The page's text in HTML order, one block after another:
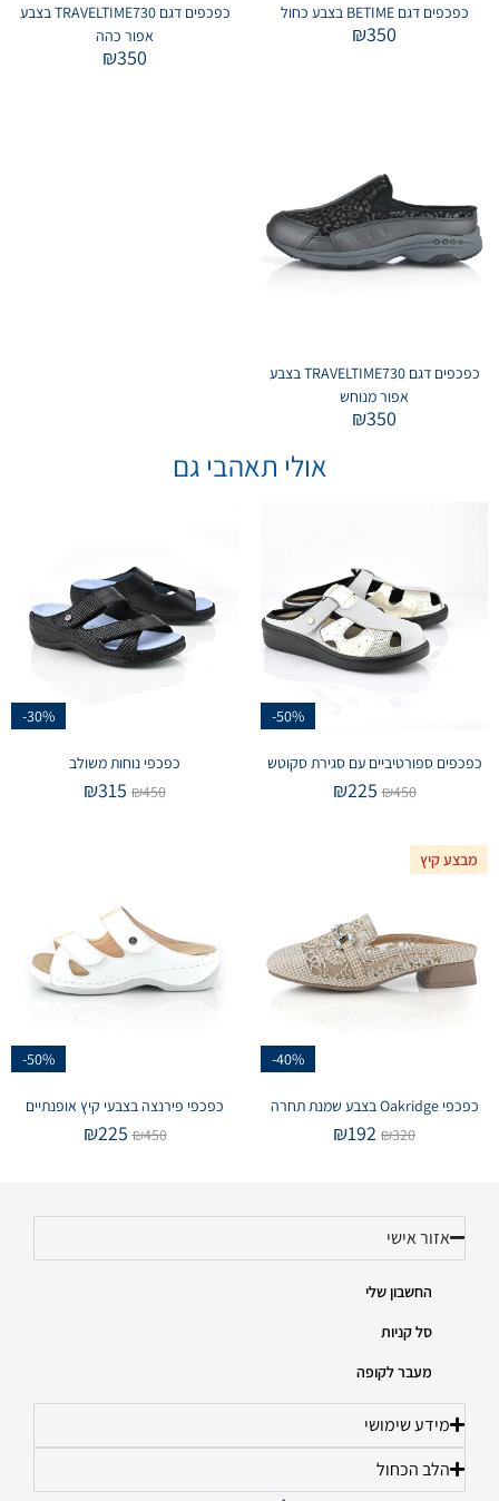
כפכפים דגם BETIME בצבע כחול
₪350
כפכפים דגם TRAVELTIME730 בצבע
אפור כהה
₪350
כפכפים דגם TRAVELTIME730 בצבע
אפור מנוחש
₪350
אולי תאהבי גם
-50%
כפכפים ספורטיביים עם סגירת סקוטש
₪450
₪225
-30%
כפכפי נוחות משולב
₪450
₪315
מבצע קיץ
-40%
כפכפי Oakridge בצבע שמנת תחרה
₪320
₪192
-50%
כפכפי פירנצה בצבעי קיץ אופנתיים
₪450
₪225
אזור אישי
החשבון שלי
סל קניות
מעבר לקופה
מידע שימושי
הלב הכחול